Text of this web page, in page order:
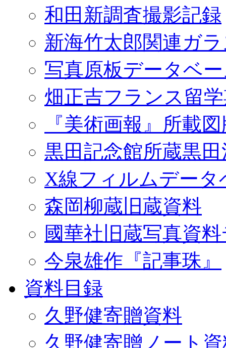
和田新調査撮影記録
新海竹太郎関連ガ
写真原板データベ
畑正吉フランス留
『美術画報』所載
黒田記念館所蔵黒
X線フィルムデータ
森岡柳蔵旧蔵資料
國華社旧蔵写真資
今泉雄作『記事珠』
資料目録
久野健寄贈資料
久野健寄贈ノート